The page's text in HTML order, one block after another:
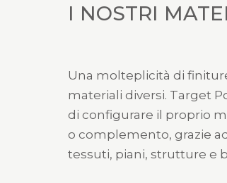
I NOSTRI
Una molteplicità di
materiali diversi. Target
di configurare il proprio
o complemento, grazie
tessuti, piani, strutture e